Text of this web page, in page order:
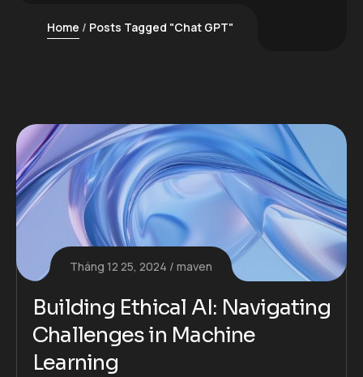
Home Posts Tagged "Chat GPT"
Tháng 12 25, 2024 maven
Building Ethical AI: Navigating
Challenges in Machine
Learning